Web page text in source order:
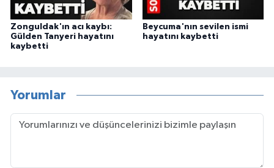
Zonguldak'ın acı kaybı:
Gülden Tanyeri hayatını
kaybetti
Beycuma'nın sevilen ismi
hayatını kaybetti
Yorumlar